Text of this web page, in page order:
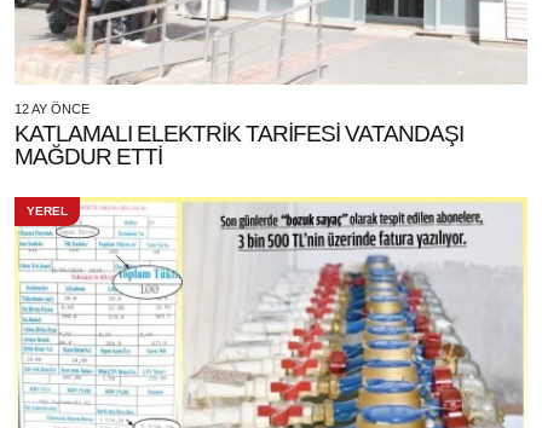
12 AY ÖNCE
KATLAMALI ELEKTRİK TARİFESİ VATANDAŞI
MAĞDUR ETTİ
YEREL